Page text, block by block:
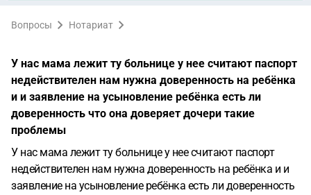
Вопросы Нотариат
У нас мама лежит ту больнице у нее считают паспорт
недействителен нам нужна доверенность на ребёнка
и и заявление на усыновление ребёнка есть ли
доверенность что она доверяет дочери такие
проблемы
У нас мама лежит ту больнице у нее считают паспорт
недействителен нам нужна доверенность на ребёнка и и
заявление на усыновление ребёнка есть ли доверенность